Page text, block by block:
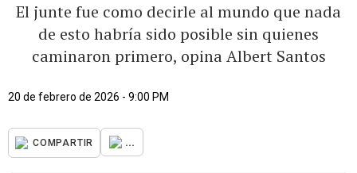
El junte fue como decirle al mundo que nada
de esto habría sido posible sin quienes
caminaron primero, opina Albert Santos
20 de febrero de 2026 - 9:00 PM
COMPARTIR ...